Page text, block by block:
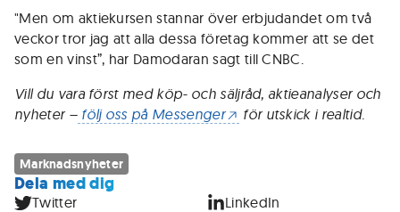
"Men om aktiekursen stannar över erbjudandet om två
veckor tror jag att alla dessa företag kommer att se det
som en vinst”, har Damodaran sagt till CNBC.
Vill du vara först med köp- och säljråd, aktieanalyser och
nyheter –följ oss på Messenger för utskick i realtid.
Marknadsnyheter
Dela med dig
Twitter LinkedIn